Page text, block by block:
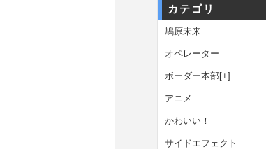
カテゴリ
鳩原未来
オペレーター
ボーダー本部[+]
アニメ
かわいい！
サイドエフェクト